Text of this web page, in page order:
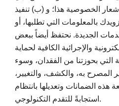
الخصوصية هذا؛ و (ب) تنفيذ
بالمعلومات التي تطلبها، أو
الجديدة. نحتفظ أيضاً ببعض
والإجرائية الكافية لحماية
التي بحوزتنا من الفقدان، وسوء
المصرح به، والكشف، والتغيير،
هذه الضمانات وتعديلها بانتظام
استجابةً للتقدم التكنولوجي.